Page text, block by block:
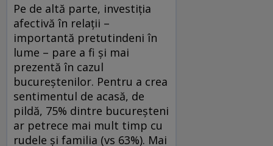
Pe de altă parte, investiția
afectivă în relații –
importantă pretutindeni în
lume – pare a fi și mai
prezentă în cazul
bucureștenilor. Pentru a crea
sentimentul de acasă, de
pildă, 75% dintre bucureșteni
ar petrece mai mult timp cu
rudele și familia (vs 63%). Mai